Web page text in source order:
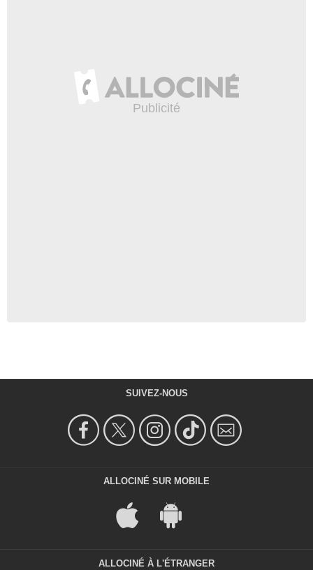
SUIVEZ-NOUS
ALLOCINÉ SUR MOBILE
ALLOCINÉ À L'ÉTRANGER